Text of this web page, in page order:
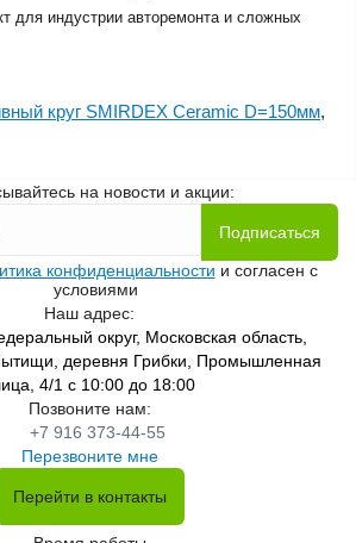
для индустрии авторемонта и сложных
круг SMIRDEX Ceramic D=150мм,
на новости и акции:
Подписаться
конфиденциальности и согласен с
условиями
Наш адрес:
округ, Московская область,
деревня Грибки, Промышленная
4/1 с 10:00 до 18:00
Позвоните нам:
+7 916 373-44-55
Перезвоните мне
Перейти в контакты